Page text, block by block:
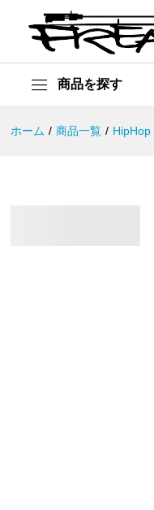
商品を探す
ホーム / 商品一覧 / HipHop